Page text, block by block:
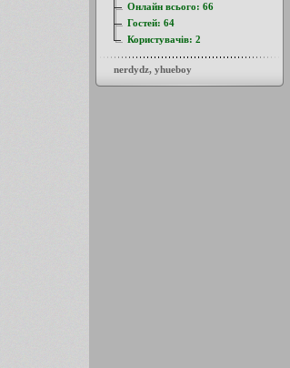
Онлайн всього: 66
Гостей: 64
Користувачів: 2
nerdydz, yhueboy